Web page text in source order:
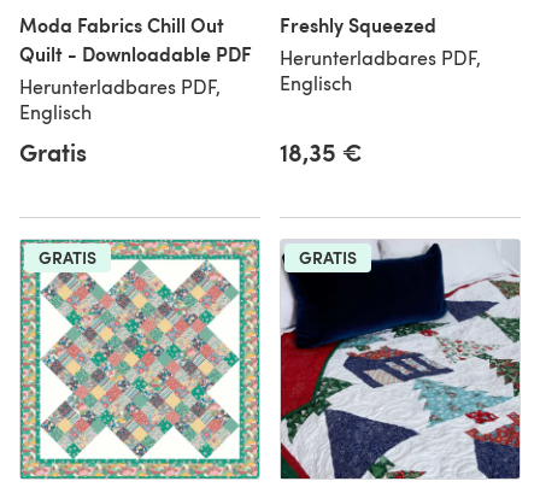
Moda Fabrics Chill Out
Quilt - Downloadable PDF
Herunterladbares PDF,
Englisch
Gratis
Freshly Squeezed
Herunterladbares PDF,
Englisch
18,35 €
GRATIS GRATIS